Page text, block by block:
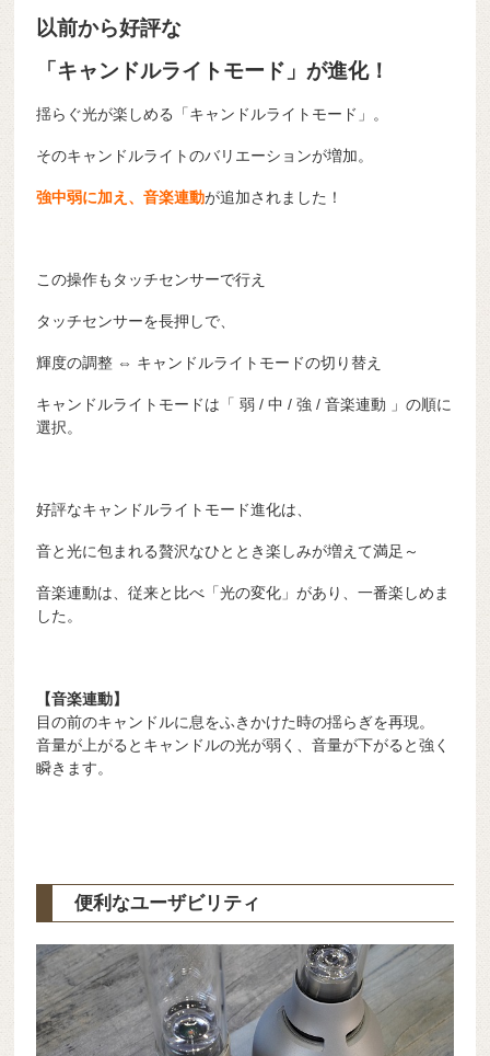
以前から好評な
「キャンドルライトモード」が進化！
揺らぐ光が楽しめる「キャンドルライトモード」。
そのキャンドルライトのバリエーションが増加。
強中弱に加え、音楽連動が追加されました！
この操作もタッチセンサーで行え
タッチセンサーを長押しで、
輝度の調整 ⇔ キャンドルライトモードの切り替え
キャンドルライトモードは「 弱 / 中 / 強 / 音楽連動 」の順に
選択。
好評なキャンドルライトモード進化は、
音と光に包まれる贅沢なひととき楽しみが増えて満足～
音楽連動は、従来と比べ「光の変化」があり、一番楽しめま
した。
【音楽連動】
目の前のキャンドルに息をふきかけた時の揺らぎを再現。
音量が上がるとキャンドルの光が弱く、音量が下がると強く
瞬きます。
便利なユーザビリティ